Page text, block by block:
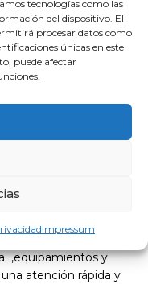
tecnologías como las
del dispositivo. El
procesar datos como
únicas en este
puede afectar
Impressum
retener el
activo como de
que es
y dignos
de burocracia
es fundamental ya
,equipamientos y
atención rápida y